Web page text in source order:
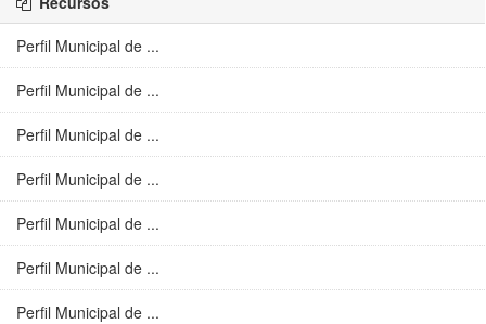
Perfil Municipal de ...
Perfil Municipal de ...
Perfil Municipal de ...
Perfil Municipal de ...
Perfil Municipal de ...
Perfil Municipal de ...
Perfil Municipal de ...